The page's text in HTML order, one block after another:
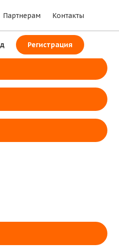
Партнерам Контакты
Регистрация